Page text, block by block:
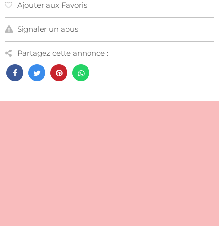
Ajouter aux Favoris
Signaler un abus
Partagez cette annonce :